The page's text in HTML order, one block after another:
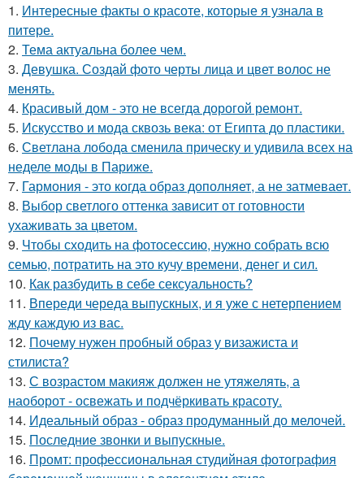
1. Интересные факты о красоте, которые я узнала в
питере.
2. Тема актуальна более чем.
3. Девушка. Создай фото черты лица и цвет волос не
менять.
4. Красивый дом - это не всегда дорогой ремонт.
5. Искусство и мода сквозь века: от Египта до пластики.
6. Светлана лобода сменила прическу и удивила всех на
неделе моды в Париже.
7. Гармония - это когда образ дополняет, а не затмевает.
8. Выбор светлого оттенка зависит от готовности
ухаживать за цветом.
9. Чтобы сходить на фотосессию, нужно собрать всю
семью, потратить на это кучу времени, денег и сил.
10. Как разбудить в себе сексуальность?
11. Впереди череда выпускных, и я уже с нетерпением
жду каждую из вас.
12. Почему нужен пробный образ у визажиста и
стилиста?
13. С возрастом макияж должен не утяжелять, а
наоборот - освежать и подчёркивать красоту.
14. Идеальный образ - образ продуманный до мелочей.
15. Последние звонки и выпускные.
16. Промт: профессиональная студийная фотография